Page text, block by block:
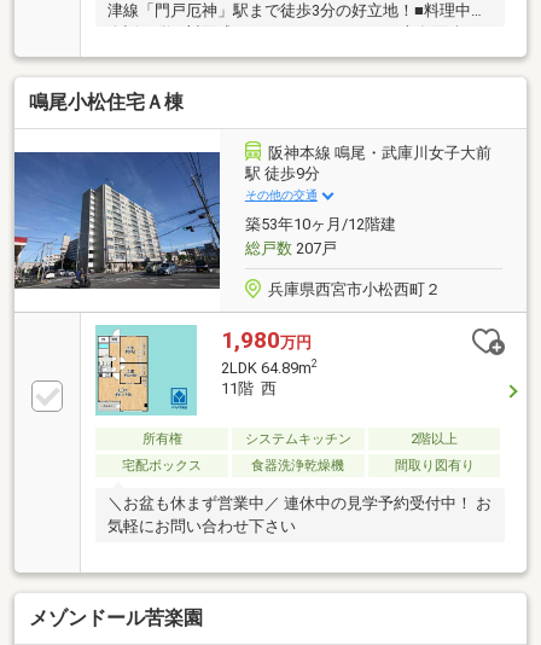
津線「門戸厄神」駅まで徒歩3分の好立地！■料理中も
76m2超のゆったり空間
鳴尾小松住宅Ａ棟
阪神本線 鳴尾・武庫川女子大前
駅 徒歩9分
その他の交通
築53年10ヶ月/12階建
総戸数207戸
兵庫県西宮市小松西町２
1,980万円
2LDK 64.89m2
11階 西
所有権 システムキッチン
2階以上
宅配ボックス
食器洗浄乾燥機 間取り図有り
＼お盆も休まず営業中／ 連休中の見学予約受付中！ お
気軽にお問い合わせ下さい
メゾンドール苦楽園